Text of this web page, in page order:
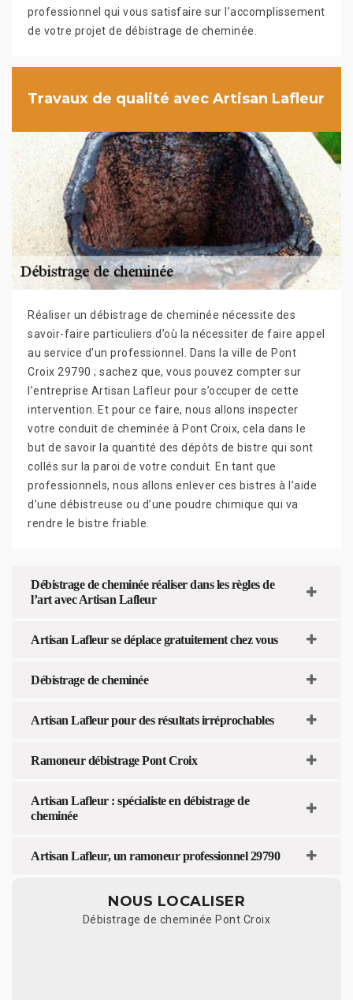
professionnel qui vous satisfaire sur l’accomplissement
de votre projet de débistrage de cheminée.
Travaux de qualité avec Artisan Lafleur
Réaliser un débistrage de cheminée nécessite des
savoir-faire particuliers d’où la nécessiter de faire appel
au service d’un professionnel. Dans la ville de Pont
Croix 29790 ; sachez que, vous pouvez compter sur
l’entreprise Artisan Lafleur pour s’occuper de cette
intervention. Et pour ce faire, nous allons inspecter
votre conduit de cheminée à Pont Croix, cela dans le
but de savoir la quantité des dépôts de bistre qui sont
collés sur la paroi de votre conduit. En tant que
professionnels, nous allons enlever ces bistres à l’aide
d’une débistreuse ou d’une poudre chimique qui va
rendre le bistre friable.
Débistrage de cheminée réaliser dans les règles de
l’art avec Artisan Lafleur
Artisan Lafleur se déplace gratuitement chez vous
Débistrage de cheminée
Artisan Lafleur pour des résultats irréprochables
Ramoneur débistrage Pont Croix
Artisan Lafleur : spécialiste en débistrage de
cheminée
Artisan Lafleur, un ramoneur professionnel 29790
NOUS LOCALISER
Débistrage de cheminée Pont Croix